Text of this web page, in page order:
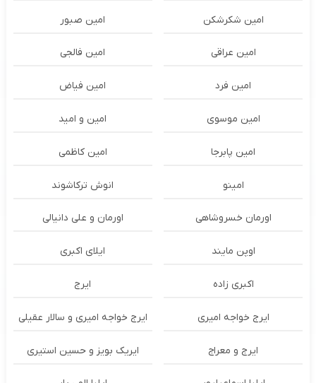
امین شکرشکن امین صبور
امین عراقی امین فالجی
امین فرد امین فیاض
امین موسوی امین و امید
امین پابرجا امین کاظمی
امینو انوش ترکاشوند
اورمان خسروشاهی اورمان و علی دانیالی
اوپن مایند ايلاى اكبرى
اکبری زاده ایرج
ایرج خواجه امیری ایرج خواجه امیری و سالار عقیلی
ایرج و معراج ایریک بویز و حسین استیری